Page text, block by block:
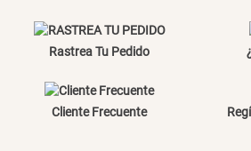
Rastrea Tu Pedido
Cliente Frecuente
S/ 219.00S/ 131.00 S/
Cama Nido Grande para Perros